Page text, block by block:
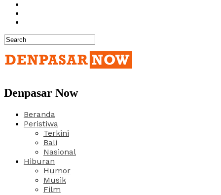
Denpasar Now
Beranda
Peristiwa
Terkini
Bali
Nasional
Hiburan
Humor
Musik
Film